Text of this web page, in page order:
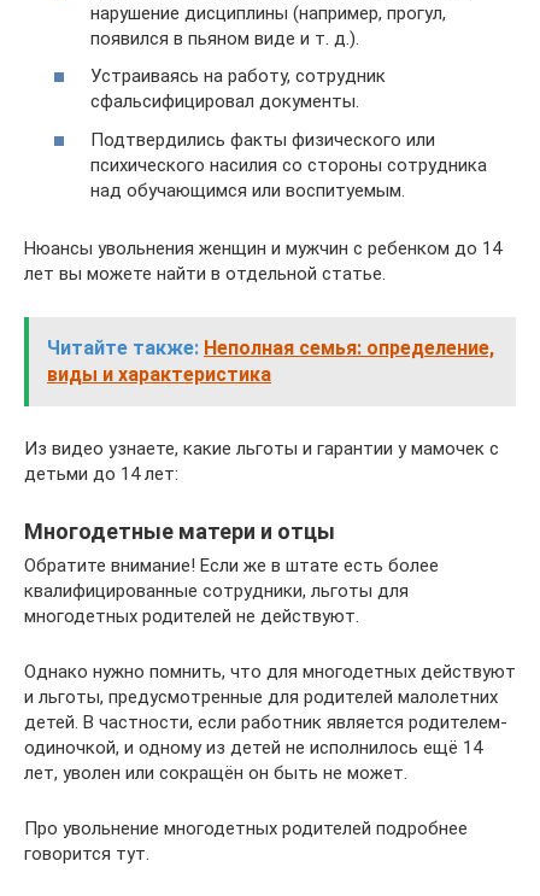
нарушение дисциплины (например, прогул,
появился в пьяном виде и т. д.).
Устраиваясь на работу, сотрудник
сфальсифицировал документы.
Подтвердились факты физического или
психического насилия со стороны сотрудника
над обучающимся или воспитуемым.
Нюансы увольнения женщин и мужчин с ребенком до 14
лет вы можете найти в отдельной статье.
Читайте также: Неполная семья: определение,
виды и характеристика
Из видео узнаете, какие льготы и гарантии у мамочек с
детьми до 14 лет:
Многодетные матери и отцы
Обратите внимание! Если же в штате есть более
квалифицированные сотрудники, льготы для
многодетных родителей не действуют.
Однако нужно помнить, что для многодетных действуют
и льготы, предусмотренные для родителей малолетних
детей. В частности, если работник является родителем-
одиночкой, и одному из детей не исполнилось ещё 14
лет, уволен или сокращён он быть не может.
Про увольнение многодетных родителей подробнее
говорится тут.